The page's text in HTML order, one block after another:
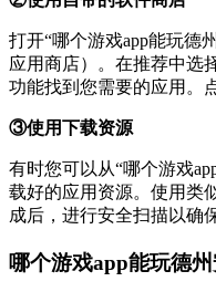
打开“哪个游戏app能玩德
应用商店）。在推荐中选
功能找到您需要的应用。
③使用下载资源
有时您可以从“哪个游戏
载好的应用资源。使用类
成后，进行安全扫描以确
哪个游戏app能玩德